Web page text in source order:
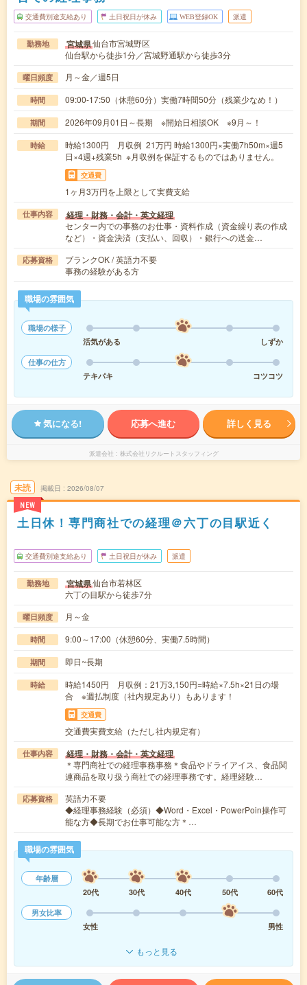
交通費別途支給あり 土日祝日が休み WEB登録OK 派遣
勤務地 宮城県仙台市宮城野区
仙台駅から徒歩1分／宮城野通駅から徒歩3分
曜日頻度 月～金／週5日
時間 09:00-17:50（休憩60分）実働7時間50分（残業少なめ！）
期間 2026年09月01日～長期 ※開始日相談OK ※9月～！
時給
時給1300円 月収例 21万円 時給1300円×実働7h50m×週5
日×4週+残業5h ※月収例を保証するものではありません。
交通費
1ヶ月3万円を上限として実費支給
仕事内容 経理・財務・会計・英文経理
センター内での事務のお仕事・資料作成（資金繰り表の作成
など）・資金決済（支払い、回収）・銀行への送金…
応募資格
ブランクOK / 英語力不要
事務の経験がある方
職場の雰囲気
職場の様子
活気がある
しずか
仕事の仕方
テキパキ
コツコツ
気になる! 応募へ進む 詳しく見る
派遣会社 株式会社リクルートスタッフィング
未読
NEW
掲載日 2026/08/07
土日休！専門商社での経理＠六丁の目駅近く
交通費別途支給あり 土日祝日が休み 派遣
勤務地 宮城県仙台市若林区
六丁の目駅から徒歩7分
曜日頻度 月～金
時間 9:00～17:00（休憩60分、実働7.5時間）
期間 即日~長期
時給
時給1450円 月収例：21万3,150円=時給×7.5h×21日の場
合 ※週払制度（社内規定あり）もあります！
交通費
交通費実費支給（ただし社内規定有）
仕事内容 経理・財務・会計・英文経理
＊専門商社での経理事務事務＊食品やドライアイス、食品関
連商品を取り扱う商社での経理事務です。経理経験…
応募資格
英語力不要
◆経理事務経験（必須）◆Word・Excel・PowerPoin操作可
能な方◆長期でお仕事可能な方＊…
職場の雰囲気
年齢層
20代
30代 40代 50代
60代
男女比率
女性
男性
もっと見る